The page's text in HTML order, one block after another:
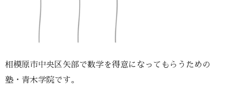
相模原市中央区矢部で数学を得意になってもらうための
塾・青木学院です。